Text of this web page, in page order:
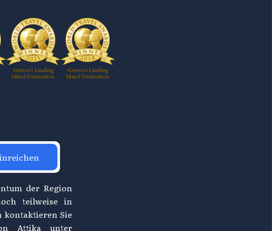
der Region
teilweise in
kontaktieren Sie
Attika unter